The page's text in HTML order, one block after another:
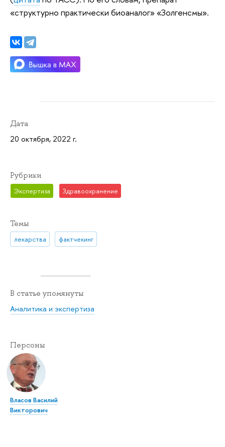
«структурно практически биоаналог» «Золгенсмы».
Дата
20 октября, 2022 г.
Рубрики
Экспертиза Здравоохранение
Темы
лекарства фактчекинг
В статье упомянуты
Аналитика и экспертиза
Персоны
Власов Василий
Викторович